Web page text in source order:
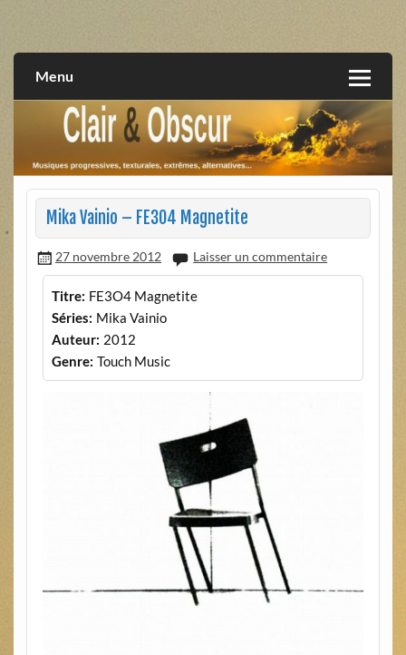
extrêmes, alternatives, texturales
Menu
Mika Vainio – FE3O4 Magnetite
27 novembre 2012 Laisser un commentaire
Titre: FE3O4 Magnetite
Séries: Mika Vainio
Auteur: 2012
Genre: Touch Music